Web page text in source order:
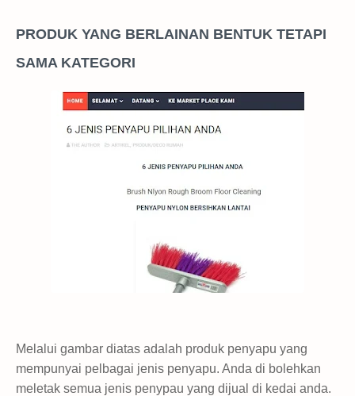
PRODUK YANG BERLAINAN BENTUK TETAPI
SAMA KATEGORI
Melalui gambar diatas adalah produk penyapu yang
mempunyai pelbagai jenis penyapu. Anda di bolehkan
meletak semua jenis penypau yang dijual di kedai anda.